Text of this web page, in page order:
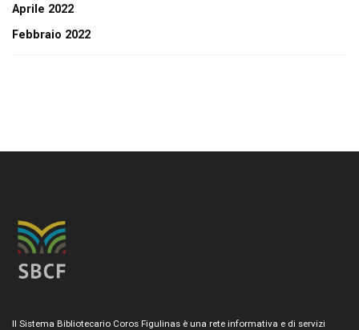
Aprile 2022
Febbraio 2022
Il Sistema Bibliotecario Coros Figulinas è una rete informativa e di servizi